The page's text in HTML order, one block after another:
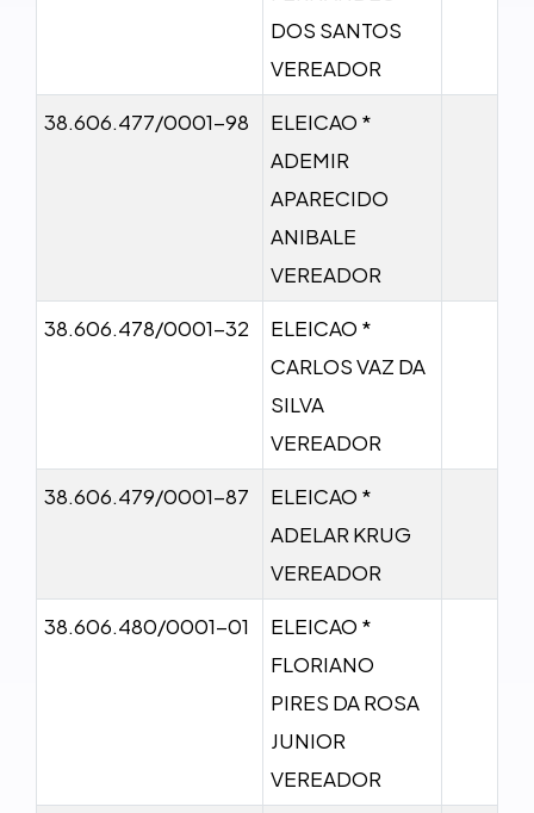
DOS SANTOS
VEREADOR
38.606.477/0001-98
ELEICAO *
ADEMIR
APARECIDO
ANIBALE
VEREADOR
38.606.478/0001-32
ELEICAO *
CARLOS VAZ DA
SILVA
VEREADOR
38.606.479/0001-87
ELEICAO *
ADELAR KRUG
VEREADOR
38.606.480/0001-01
ELEICAO *
FLORIANO
PIRES DA ROSA
JUNIOR
VEREADOR